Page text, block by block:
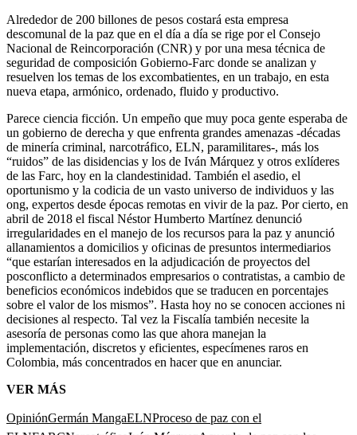
Alrededor de 200 billones de pesos costará esta empresa
descomunal de la paz que en el día a día se rige por el Consejo
Nacional de Reincorporación (CNR) y por una mesa técnica de
seguridad de composición Gobierno-Farc donde se analizan y
resuelven los temas de los excombatientes, en un trabajo, en esta
nueva etapa, armónico, ordenado, fluido y productivo.
Parece ciencia ficción. Un empeño que muy poca gente esperaba de
un gobierno de derecha y que enfrenta grandes amenazas -décadas
de minería criminal, narcotráfico, ELN, paramilitares-, más los
“ruidos” de las disidencias y los de Iván Márquez y otros exlíderes
de las Farc, hoy en la clandestinidad. También el asedio, el
oportunismo y la codicia de un vasto universo de individuos y las
ong, expertos desde épocas remotas en vivir de la paz. Por cierto, en
abril de 2018 el fiscal Néstor Humberto Martínez denunció
irregularidades en el manejo de los recursos para la paz y anunció
allanamientos a domicilios y oficinas de presuntos intermediarios
“que estarían interesados en la adjudicación de proyectos del
posconflicto a determinados empresarios o contratistas, a cambio de
beneficios económicos indebidos que se traducen en porcentajes
sobre el valor de los mismos”. Hasta hoy no se conocen acciones ni
decisiones al respecto. Tal vez la Fiscalía también necesite la
asesoría de personas como las que ahora manejan la
implementación, discretos y eficientes, especímenes raros en
Colombia, más concentrados en hacer que en anunciar.
VER MÁS
OpiniónGermán MangaELNProceso de paz con el